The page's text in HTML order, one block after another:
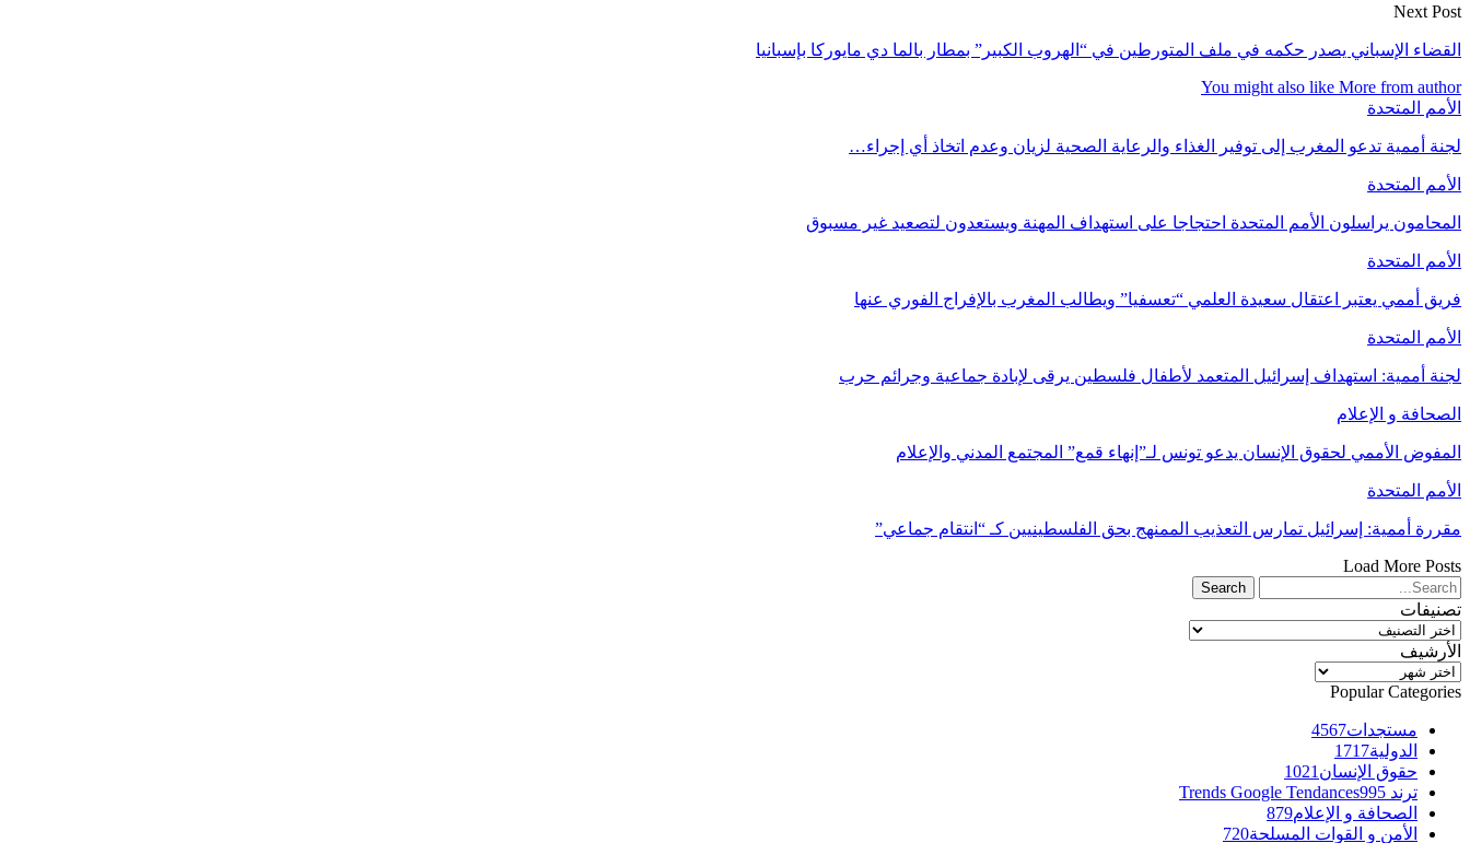
Next Post
القضاء الإسباني يصدر حكمه في ملف المتورطين في “الهروب الكبير” بمطار بالما دي مايوركا بإسبانيا
You might also like More from author
الأمم المتحدة
لجنة أممية تدعو المغرب إلى توفير الغذاء والرعاية الصحية لزيان وعدم اتخاذ أي إجراء…
الأمم المتحدة
المحامون يراسلون الأمم المتحدة احتجاجا على استهداف المهنة ويستعدون لتصعيد غير مسبوق
الأمم المتحدة
فريق أممي يعتبر اعتقال سعيدة العلمي “تعسفيا” ويطالب المغرب بالإفراج الفوري عنها
الأمم المتحدة
لجنة أممية: استهداف إسرائيل المتعمد لأطفال فلسطين يرقى لإبادة جماعية وجرائم حرب
الصحافة و الإعلام
المفوض الأممي لحقوق الإنسان يدعو تونس لـ”إنهاء قمع” المجتمع المدني والإعلام
الأمم المتحدة
مقررة أممية: إسرائيل تمارس التعذيب الممنهج بحق الفلسطينيين كـ “انتقام جماعي”
Load More Posts
تصنيفات
تصنيفات
الأرشيف
الأرشيف
Popular Categories
مستجدات4567
الدولية1717
حقوق الإنسان 1021
ترند Trends Google Tendances 995
الصحافة و الإعلام879
الأمن و القوات المسلحة720